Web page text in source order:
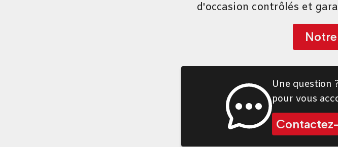
d'occasion contrôlés et
Une question
pour vous